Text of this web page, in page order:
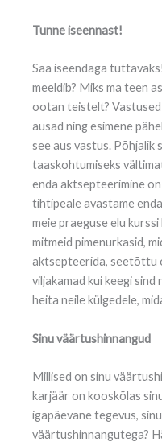
Tunne iseennast!
Saa iseendaga
meeldib? Miks ma teen
ootan teistelt?
ausad ning esimene
see aus vastus. Põhjalik
taaskohtumiseks
enda aktsepteerimine
tihtipeale avastame
meie praeguse elu
mitmeid pimenurkasid,
aktsepteerida, seetõttu
viljakamad kui keegi
heita neile külgedele,
Sinu väärtushinnangud
Millised on sinu
karjäär on kooskõlas
igapäevane tegevus,
väärtushinnangutega?